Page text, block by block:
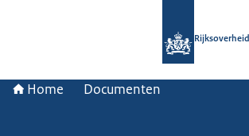
Rijksoverheid
Home Documenten